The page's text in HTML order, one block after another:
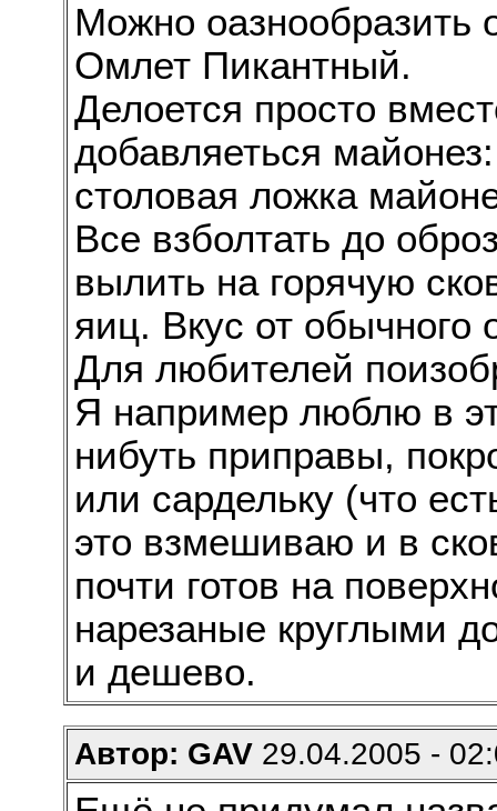
Можно оазнообразить
Омлет Пикантный.
Делоется просто
добавляеться
столовая ложка
Все взболтать до
вылить на горячую
яиц. Вкус от обычного
Для любителей
Я например люблю в
нибуть приправы,
или сардельку (что
это взмешиваю и в
почти готов на
нарезаные круглыми
и дешево.
Автор: GAV29.04.2005 -